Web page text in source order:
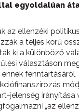
egyoldalúan
az ellenzéki
a teljes körű
ki a különböző
választáson
fenntartásáról,
jelenség
„az